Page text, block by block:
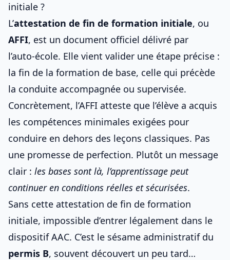
initiale ?
L’attestation de fin de formation initiale, ou
AFFI, est un document officiel délivré par
l’auto‑école. Elle vient valider une étape précise :
la fin de la formation de base, celle qui précède
la conduite accompagnée ou supervisée.
Concrètement, l’AFFI atteste que l’élève a acquis
les compétences minimales exigées pour
conduire en dehors des leçons classiques. Pas
une promesse de perfection. Plutôt un message
clair : les bases sont là, l’apprentissage peut
continuer en conditions réelles et sécurisées.
Sans cette attestation de fin de formation
initiale, impossible d’entrer légalement dans le
dispositif AAC. C’est le sésame administratif du
permis B, souvent découvert un peu tard…